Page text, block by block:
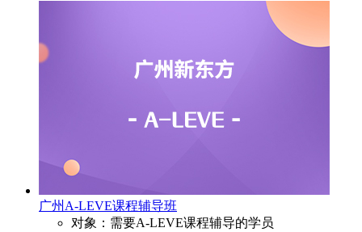
广州A-LEVE课程辅导班
对象：需要A-LEVE课程辅导的学员